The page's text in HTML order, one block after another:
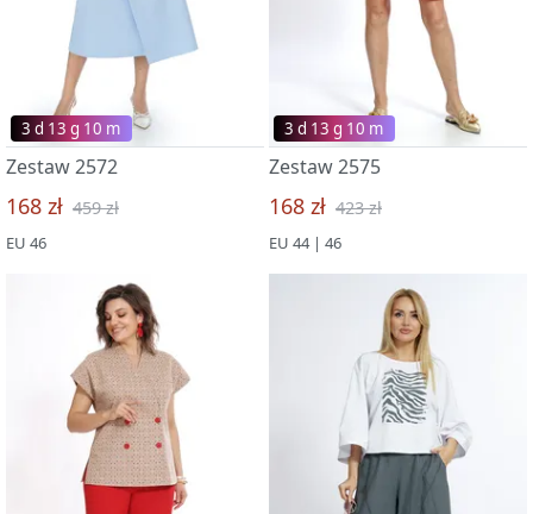
3 d 13 g 09 m
Zestaw 2572
168 zł 459 zł
EU 46
3 d 13 g 09 m
Zestaw 2575
168 zł 423 zł
EU 44 | 46